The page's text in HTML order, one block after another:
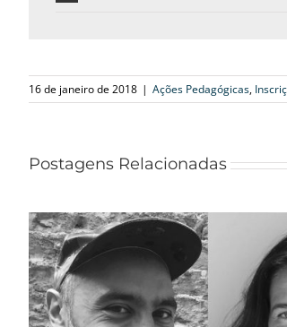
16 de janeiro de 2018 | Ações Pedagógicas,
Postagens Relacionadas